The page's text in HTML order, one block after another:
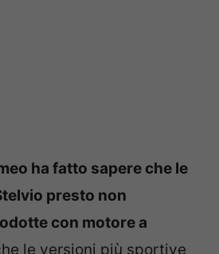
ha fatto sapere che le
presto non
con motore a
le versioni più sportive